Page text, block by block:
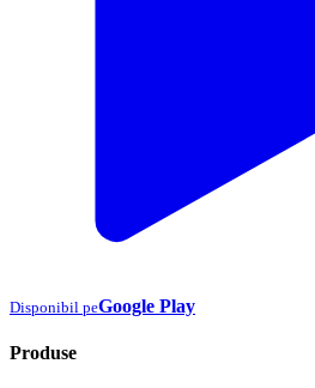
Disponibil peGoogle Play
Produse